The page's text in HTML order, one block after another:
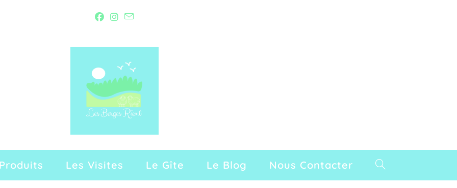
Les Visites Le Gîte Le Blog Nous Contacter